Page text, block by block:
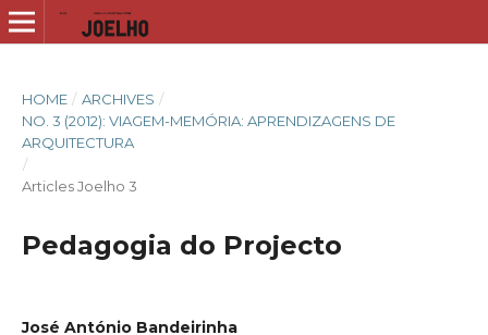
HOME / ARCHIVES /
NO. 3 (2012): VIAGEM-MEMÓRIA: APRENDIZAGENS DE
ARQUITECTURA
/
Articles Joelho 3
Pedagogia do Projecto
José António Bandeirinha